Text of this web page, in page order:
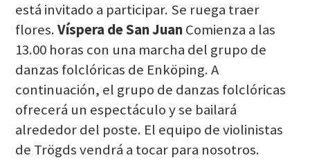
está invitado a participar. Se ruega traer
flores.Víspera de San JuanComienza a las
13.00 horas con una marcha del grupo de
danzas folclóricas de Enköping. A
continuación, el grupo de danzas folclóricas
ofrecerá un espectáculo y se bailará
alrededor del poste. El equipo de violinistas
de Trögds vendrá a tocar para nosotros.